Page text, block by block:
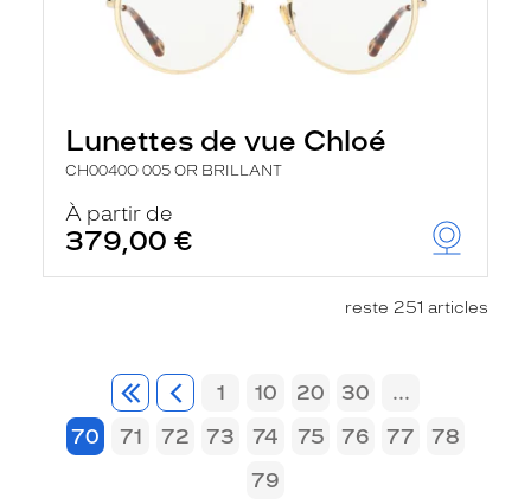
Lunettes de vue Chloé
CH0040O 005 OR BRILLANT
À partir de
379,00 €
reste 251 articles
1 10 20 30
...
70
71 72 73 74 75 76 77
78
79